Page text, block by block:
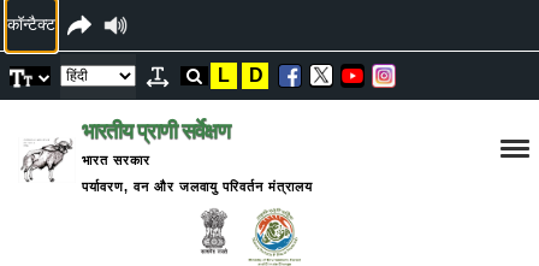
कॉन्टैक्ट
L D
भारतीय प्राणी सर्वेक्षण
भारत सरकार
पर्यावरण, वन और जलवायु परिवर्तन मंत्रालय